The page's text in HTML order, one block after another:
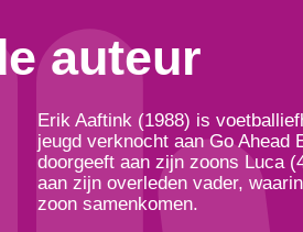
auteur
Erik Aaftink (1988) is
jeugd verknocht aan Go Ahead
doorgeeft aan zijn zoons Luca
aan zijn overleden vader,
zoon samenkomen.